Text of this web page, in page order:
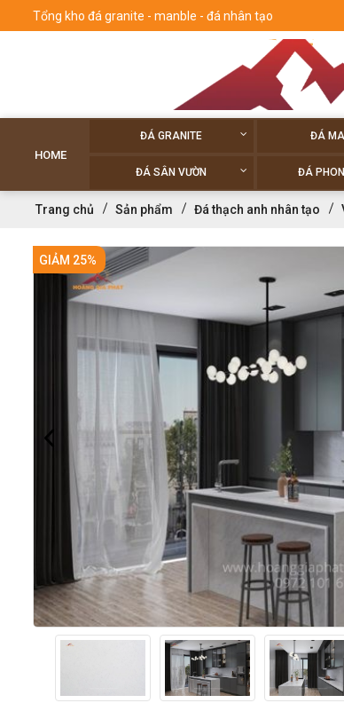
Tổng kho đá granite - manble - đá nhân tạo
HOME
ĐÁ GRANITE ĐÁ
ĐÁ SÂN VƯỜN ĐÁ
Trang chủ Sản phẩm Đá thạch anh nhân tạo
GIẢM 25%